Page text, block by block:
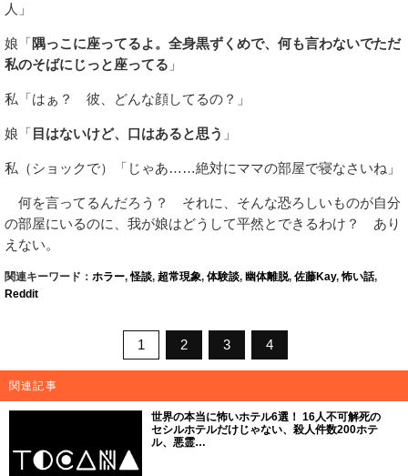
人」
娘「隅っこに座ってるよ。全身黒ずくめで、何も言わないでただ
私のそばにじっと座ってる 」
私「はぁ？ 彼、どんな顔してるの？」
娘「 目はないけど、口はあると思う 」
私（ショックで）「じゃあ……絶対にママの部屋で寝なさいね」
何を言ってるんだろう？ それに、そんな恐ろしいものが自分
の部屋にいるのに、我が娘はどうして平然とできるわけ？ あり
えない。
関連キーワード： ホラー,怪談, 超常現象, 体験談, 幽体離脱, 佐藤Kay,怖い話,
Reddit
1 2 3 4
関連記事
世界の本当に怖いホテル6選！ 16人不可解死の
セシルホテルだけじゃない、殺人件数200ホテ
ル、悪霊…